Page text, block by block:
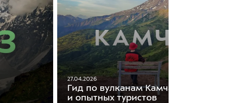
27.04.2026
Гид по вулканам Камчатки: для
и опытных туристов